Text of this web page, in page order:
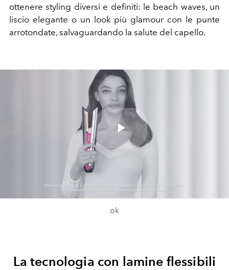
ottenere styling diversi e definiti: le beach waves, un
liscio elegante o un look più glamour con le punte
arrotondate, salvaguardando la salute del capello.
Play
Video
ok
La tecnologia con lamine flessibili